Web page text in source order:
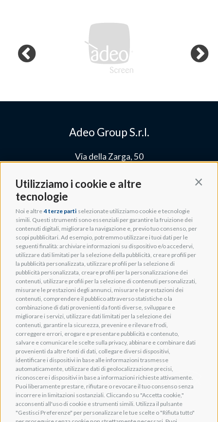
Utilizziamo i cookie e altre
tecnologie
Noi e altre 4 terze parti selezionate utilizziamo cookie e tecnologie
simili. Questi strumenti sono essenziali per garantire la fruizione dei
contenuti digitali, migliorare la navigazione e, previo tuo consenso, per
scopi pubblicitari. Ad esempio, potremmo utilizzare i tuoi dati per le
seguenti finalità: archiviare informazioni su dispositivo e/o accedervi,
utilizzare dati limitati per la selezione della pubblicità, creare profili per
la pubblicità personalizzata, utilizzare profili per la selezione di
pubblicità personalizzata, creare profili per la personalizzazione dei
contenuti, utilizzare profili per la selezione di contenuti personalizzati,
misurare le prestazioni degli annunci, misurare le prestazioni dei
contenuti, comprendere il pubblico attraverso statistiche o la
combinazione di dati provenienti da fonti diverse, sviluppare e
migliorare i servizi, utilizzare dati limitati per la selezione dei
contenuti, garantire la sicurezza, prevenire e rilevare frodi,
correggere errori, erogare e presentare pubblicità e contenuto,
salvare e comunicare le scelte sulla privacy, abbinare e combinare dati
provenienti da altre fonti di dati, collegare diversi dispositivi,
identificare i dispositivi in base alle informazioni trasmesse
automaticamente, utilizzare dati di geolocalizzazione precisi,
riconoscere i dispositivi in base a informazioni richieste attivamente.
Puoi liberamente prestare, rifiutare o revocare il tuo consenso senza
incorrere in limitazioni sostanziali. Cliccando su "Accetta cookie,"
acconsenti all'uso di cookie e strumenti simili. Utilizza il pulsante
"Gestisci Preferenze" per personalizzare le tue scelte o "Rifiuta tutto"
Adeo Group S.r.l.
Via della Zarga, 50
Tel: +39 0461 248211
P.IVA: IT01262500224
PEC: pec@pec.adeogroup.it
SDI: T04ZHR3
info@adeogroup.it
Adeo ProAV
Adeo HomeAV
Adeo Screen
Screen Research
Adeum Cinema Suite